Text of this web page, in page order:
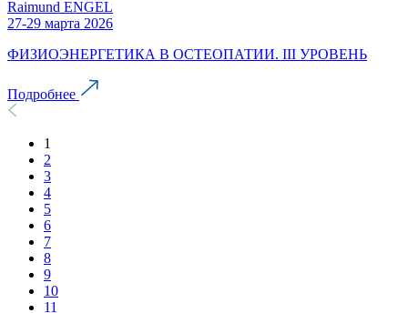
Raimund ENGEL
27-29 марта 2026
ФИЗИОЭНЕРГЕТИКА В ОСТЕОПАТИИ. III УРОВЕНЬ
Подробнее
1
2
3
4
5
6
7
8
9
10
11